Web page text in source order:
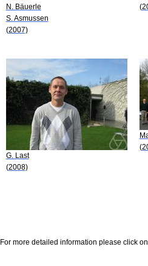
N. Bäuerle
S. Asmussen
(2007)
G. Last
(2008)
For more detailed information please click